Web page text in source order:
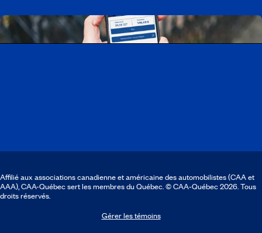
Affilié aux associations canadienne et américaine des automobilistes (CAA et
AAA), CAA-Québec sert les membres du Québec. © CAA‑Québec 2026. Tous
droits réservés.
Gérer les témoins